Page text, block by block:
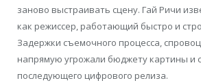
заново выстраивать сцену. Гай Ричи
как режиссер, работающий быстро и
Задержки съемочного процесса,
напрямую угрожали бюджету картины и
последующего цифрового релиза.